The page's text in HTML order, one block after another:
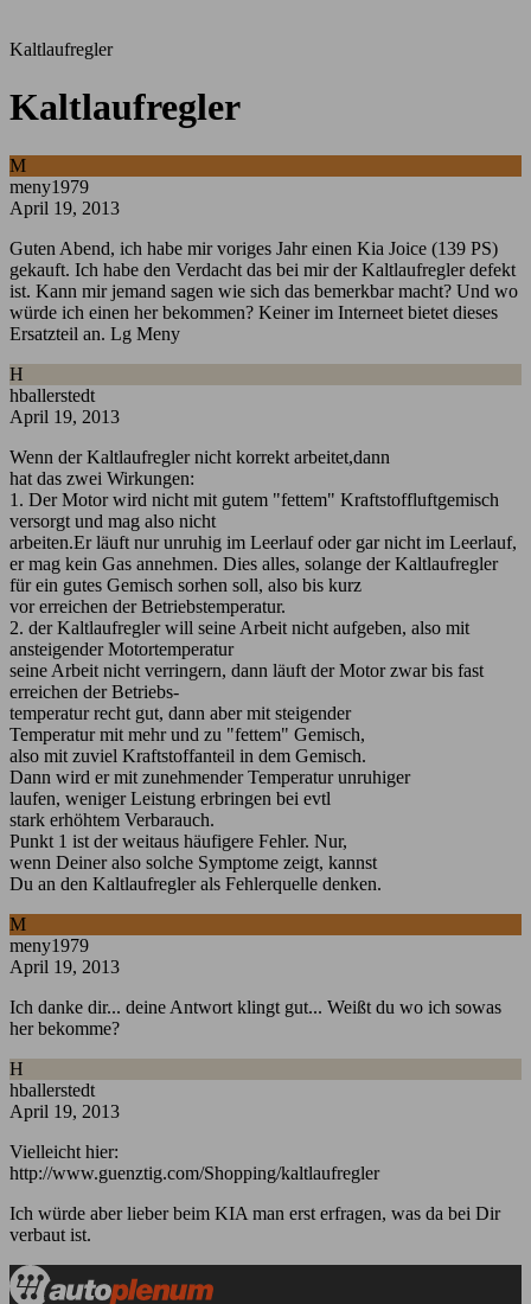
Kaltlaufregler
Kaltlaufregler
M
meny1979
April 19, 2013
Guten Abend, ich habe mir voriges Jahr einen Kia Joice (139 PS)
gekauft. Ich habe den Verdacht das bei mir der Kaltlaufregler defekt
ist. Kann mir jemand sagen wie sich das bemerkbar macht? Und wo
würde ich einen her bekommen? Keiner im Interneet bietet dieses
Ersatzteil an. Lg Meny
H
hballerstedt
April 19, 2013
Wenn der Kaltlaufregler nicht korrekt arbeitet,dann
hat das zwei Wirkungen:
1. Der Motor wird nicht mit gutem "fettem" Kraftstoffluftgemisch
versorgt und mag also nicht
arbeiten.Er läuft nur unruhig im Leerlauf oder gar nicht im Leerlauf,
er mag kein Gas annehmen. Dies alles, solange der Kaltlaufregler
für ein gutes Gemisch sorhen soll, also bis kurz
vor erreichen der Betriebstemperatur.
2. der Kaltlaufregler will seine Arbeit nicht aufgeben, also mit
ansteigender Motortemperatur
seine Arbeit nicht verringern, dann läuft der Motor zwar bis fast
erreichen der Betriebs-
temperatur recht gut, dann aber mit steigender
Temperatur mit mehr und zu "fettem" Gemisch,
also mit zuviel Kraftstoffanteil in dem Gemisch.
Dann wird er mit zunehmender Temperatur unruhiger
laufen, weniger Leistung erbringen bei evtl
stark erhöhtem Verbarauch.
Punkt 1 ist der weitaus häufigere Fehler. Nur,
wenn Deiner also solche Symptome zeigt, kannst
Du an den Kaltlaufregler als Fehlerquelle denken.
M
meny1979
April 19, 2013
Ich danke dir... deine Antwort klingt gut... Weißt du wo ich sowas
her bekomme?
H
hballerstedt
April 19, 2013
Vielleicht hier:
http://www.guenztig.com/Shopping/kaltlaufregler
Ich würde aber lieber beim KIA man erst erfragen, was da bei Dir
verbaut ist.